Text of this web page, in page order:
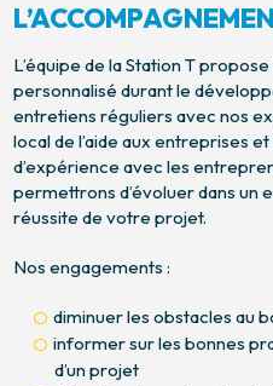
L’équipe de la Station T
personnalisé durant le
entretiens réguliers avec nos
local de l’aide aux entreprises
d’expérience avec les
permettrons d’évoluer dans un
réussite de votre projet.
Nos engagements :
diminuer les obstacles au
informer sur les bonnes
d’un projet